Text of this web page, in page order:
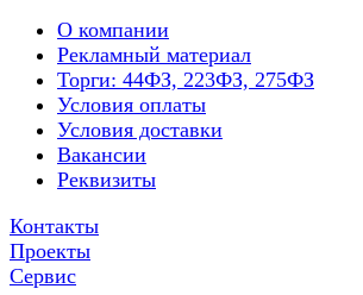
О компании
Рекламный материал
Торги: 44ФЗ, 223ФЗ, 275ФЗ
Условия оплаты
Условия доставки
Вакансии
Реквизиты
Контакты
Проекты
Сервис